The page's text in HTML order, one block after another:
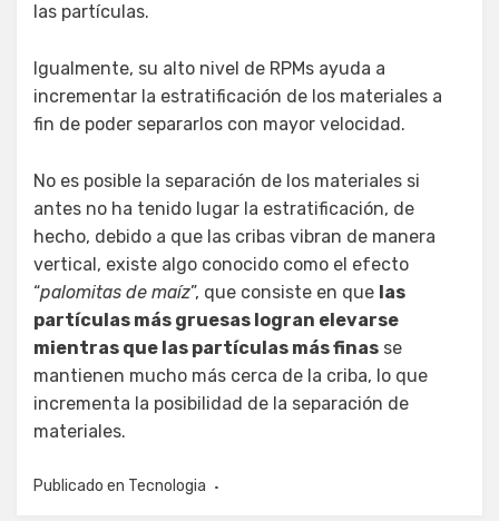
las partículas.
Igualmente, su alto nivel de RPMs ayuda a
incrementar la estratificación de los materiales a
fin de poder separarlos con mayor velocidad.
No es posible la separación de los materiales si
antes no ha tenido lugar la estratificación, de
hecho, debido a que las cribas vibran de manera
vertical, existe algo conocido como el efecto
“palomitas de maíz”, que consiste en que las
partículas más gruesas logran elevarse
mientras que las partículas más finas se
mantienen mucho más cerca de la criba, lo que
incrementa la posibilidad de la separación de
materiales.
Publicado en Tecnologia